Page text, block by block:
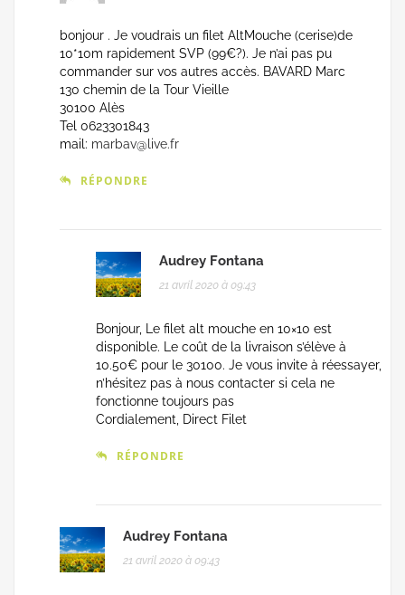
bonjour . Je voudrais un filet AltMouche (cerise)de
10*10m rapidement SVP (99€?). Je n’ai pas pu
commander sur vos autres accès. BAVARD Marc
130 chemin de la Tour Vieille
30100 Alès
Tel 0623301843
mail: marbav@live.fr
RÉPONDRE
Audrey Fontana
21 avril 2020 à 09:43
Bonjour, Le filet alt mouche en 10×10 est
disponible. Le coût de la livraison s’élève à
10.50€ pour le 30100. Je vous invite à réessayer,
n’hésitez pas à nous contacter si cela ne
fonctionne toujours pas
Cordialement, Direct Filet
RÉPONDRE
Audrey Fontana
21 avril 2020 à 09:43